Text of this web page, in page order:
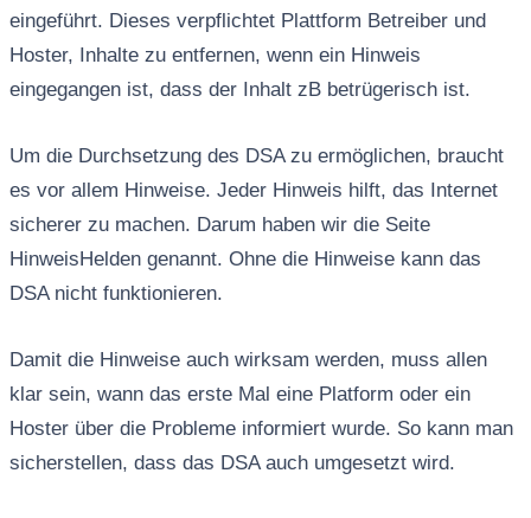
eingeführt. Dieses verpflichtet Plattform Betreiber und
Hoster, Inhalte zu entfernen, wenn ein Hinweis
eingegangen ist, dass der Inhalt zB betrügerisch ist.
Um die Durchsetzung des DSA zu ermöglichen, braucht
es vor allem Hinweise. Jeder Hinweis hilft, das Internet
sicherer zu machen. Darum haben wir die Seite
HinweisHelden genannt. Ohne die Hinweise kann das
DSA nicht funktionieren.
Damit die Hinweise auch wirksam werden, muss allen
klar sein, wann das erste Mal eine Platform oder ein
Hoster über die Probleme informiert wurde. So kann man
sicherstellen, dass das DSA auch umgesetzt wird.